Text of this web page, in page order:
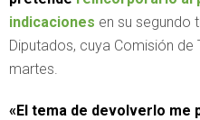
indicaciones en su segundo
Diputados, cuya Comisión
martes.
«El tema de devolverlo me